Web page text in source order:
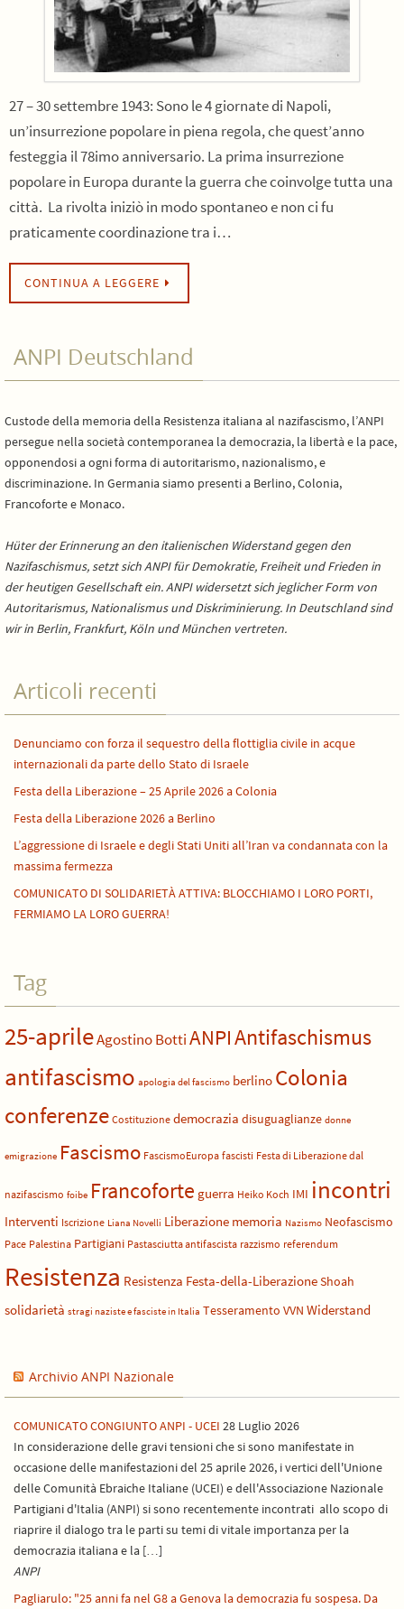
27 – 30 settembre 1943: Sono le 4 giornate di Napoli,
un’insurrezione popolare in piena regola, che quest’anno
festeggia il 78imo anniversario. La prima insurrezione
popolare in Europa durante la guerra che coinvolge tutta una
città. La rivolta iniziò in modo spontaneo e non ci fu
praticamente coordinazione tra i…
CONTINUA A LEGGERE
ANPI Deutschland
Custode della memoria della Resistenza italiana al nazifascismo, l’ANPI
persegue nella società contemporanea la democrazia, la libertà e la pace,
opponendosi a ogni forma di autoritarismo, nazionalismo, e
discriminazione. In Germania siamo presenti a Berlino, Colonia,
Francoforte e Monaco.
Hüter der Erinnerung an den italienischen Widerstand gegen den
Nazifaschismus, setzt sich ANPI für Demokratie, Freiheit und Frieden in
der heutigen Gesellschaft ein. ANPI widersetzt sich jeglicher Form von
Autoritarismus, Nationalismus und Diskriminierung. In Deutschland sind
wir in Berlin, Frankfurt, Köln und München vertreten.
Articoli recenti
Denunciamo con forza il sequestro della flottiglia civile in acque
internazionali da parte dello Stato di Israele
Festa della Liberazione – 25 Aprile 2026 a Colonia
Festa della Liberazione 2026 a Berlino
L’aggressione di Israele e degli Stati Uniti all’Iran va condannata con la
massima fermezza
COMUNICATO DI SOLIDARIETÀ ATTIVA: BLOCCHIAMO I LORO PORTI,
FERMIAMO LA LORO GUERRA!
Tag
25-aprileAgostino BottiANPIAntifaschismus
antifascismo apologia del fascismo berlino Colonia
conferenze Costituzione democrazia disuguaglianze donne
emigrazione Fascismo FascismoEuropa fascisti Festa di Liberazione dal
nazifascismo foibe Francoforte guerra Heiko Koch IMI incontri
Interventi Iscrizione Liana Novelli Liberazione memoria Nazismo Neofascismo
Pace Palestina Partigiani Pastasciutta antifascista razzismo referendum
Resistenza Resistenza Festa-della-LiberazioneShoah
solidarietà stragi naziste e fasciste in Italia Tesseramento VVN Widerstand
Archivio ANPI Nazionale
COMUNICATO CONGIUNTO ANPI - UCEI 28 Luglio 2026
In considerazione delle gravi tensioni che si sono manifestate in
occasione delle manifestazioni del 25 aprile 2026, i vertici dell'Unione
delle Comunità Ebraiche Italiane (UCEI) e dell'Associazione Nazionale
Partigiani d'Italia (ANPI) si sono recentemente incontrati allo scopo di
riaprire il dialogo tra le parti su temi di vitale importanza per la
democrazia italiana e la […]
ANPI
Pagliarulo: "25 anni fa nel G8 a Genova la democrazia fu sospesa. Da